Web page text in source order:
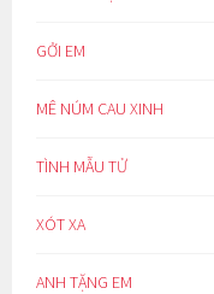
GỞI EM
MÊ NÚM CAU XINH
TÌNH MẪU TỬ
XÓT XA
ANH TẶNG EM